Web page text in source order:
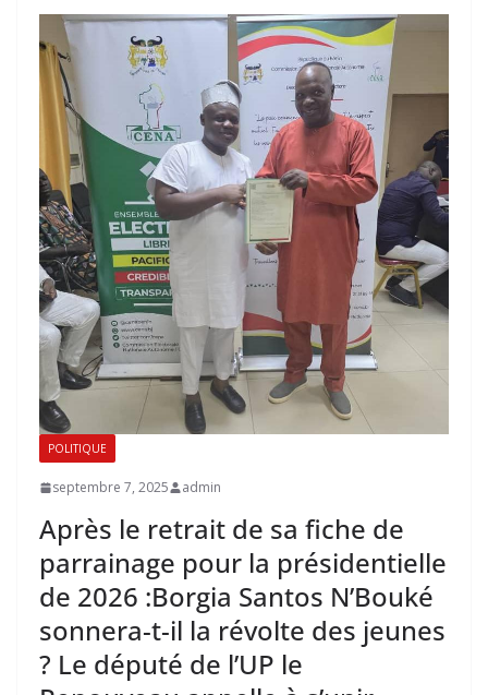
POLITIQUE
septembre 7, 2025 admin
Après le retrait de sa fiche de
parrainage pour la présidentielle
de 2026 :Borgia Santos N’Bouké
sonnera-t-il la révolte des jeunes
? Le député de l’UP le